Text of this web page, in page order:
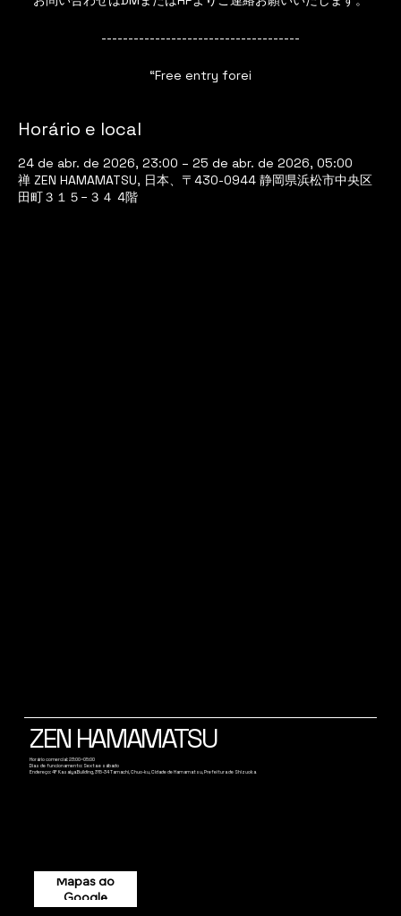
-------------------------------------
“Free entry forei
Horário e local
24 de abr. de 2026, 23:00 – 25 de abr. de 2026, 05:00
禅 ZEN HAMAMATSU, 日本、〒430-0944 静岡県浜松市中央区
田町３１５−３４ 4階
Mapas do
Google
ZEN HAMAMATSU
Horário comercial: 23:00~05:00
Dias de funcionamento: Sexta e sábado
Endereço: 4F Kasaiya Building, 315-34 Tamachi, Chuo-ku, Cidade de Hamamatsu, Prefeitura de Shizuoka